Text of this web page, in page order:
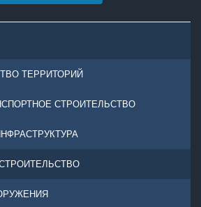
ТЕРРИТОРИЙ
СТРОИТЕЛЬСТВО